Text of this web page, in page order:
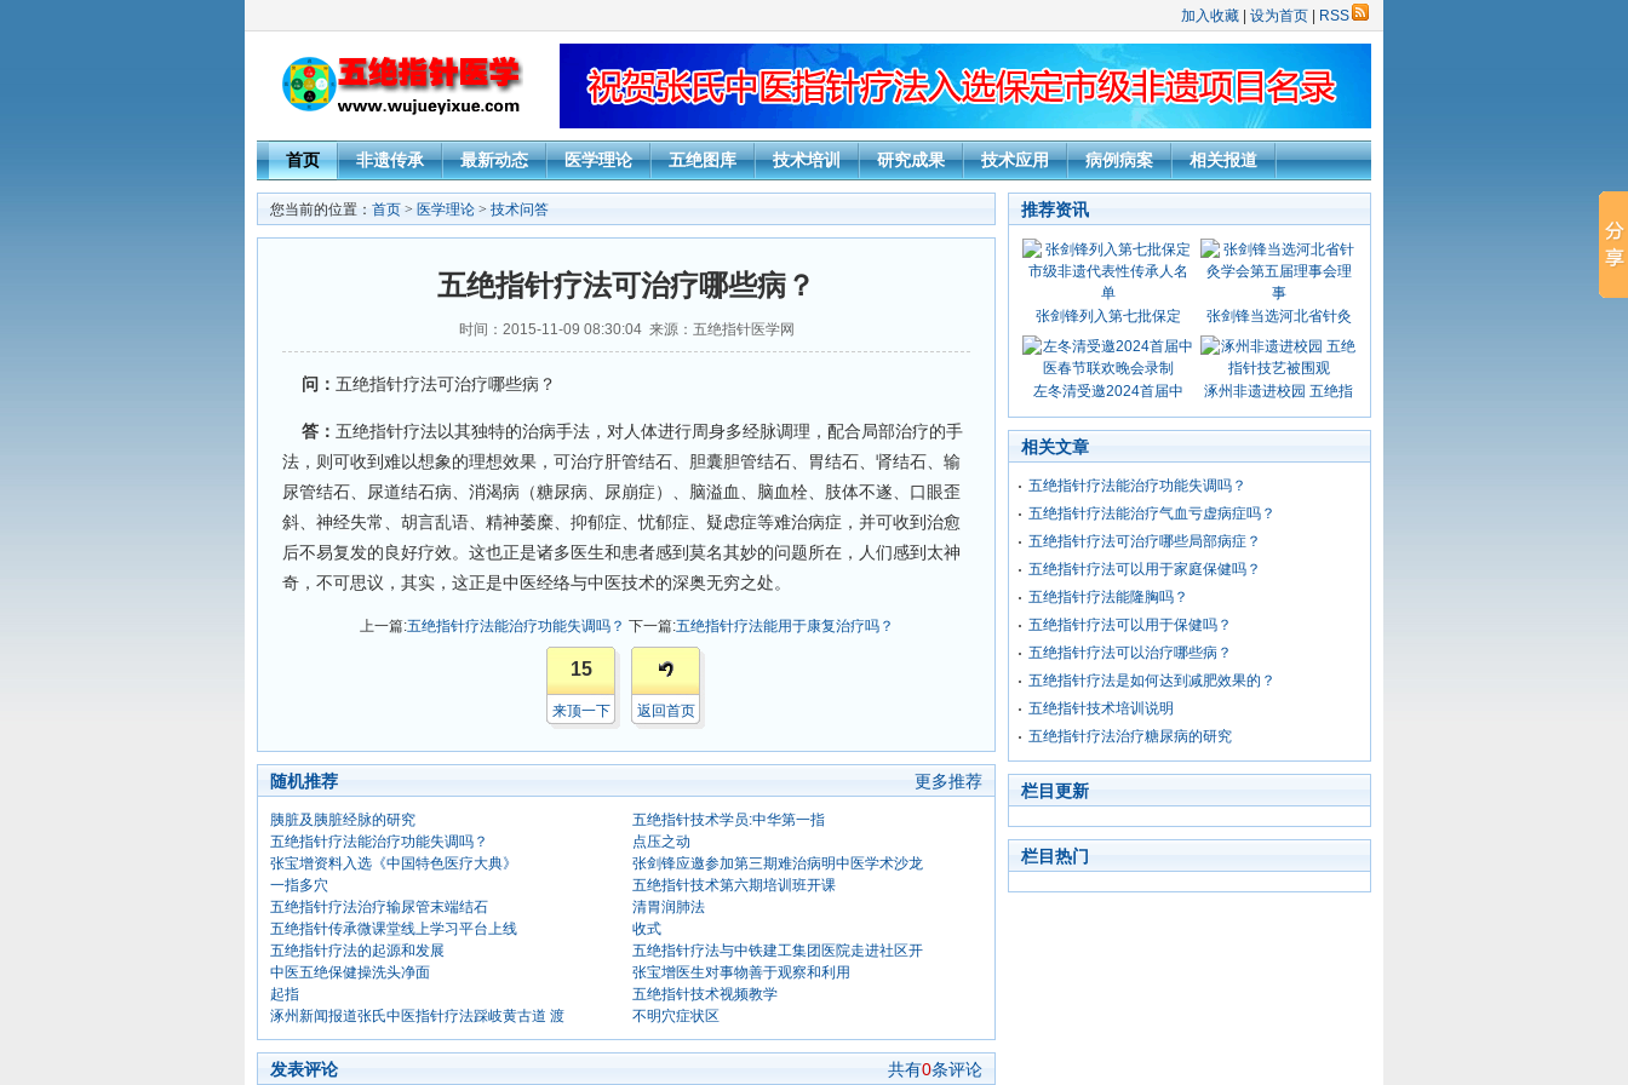
加入收藏 设为首页 RSS
首页 非遗传承 最新动态 医学理论 五绝图库 技术培训 研究成果 技术应用 病例病案 相关报道
您当前的位置： 首页 > 医学理论 > 技术问答
五绝指针疗法可治疗哪些病？
时间：2015-11-09 08:30:04 来源：五绝指针医学网
问： 五绝指针疗法可治疗哪些病？
答： 五绝指针疗法以其独特的治病手法，对人体进行周身多经脉调理，配合局部治疗的手
法，则可收到难以想象的理想效果，可治疗肝管结石、胆囊胆管结石、胃结石、肾结石、输
尿管结石、尿道结石病、消渴病（糖尿病、尿崩症）、脑溢血、脑血栓、肢体不遂、口眼歪
斜、神经失常、胡言乱语、精神萎糜、抑郁症、忧郁症、疑虑症等难治病症，并可收到治愈
后不易复发的良好疗效。这也正是诸多医生和患者感到莫名其妙的问题所在，人们感到太神
奇，不可思议，其实，这正是中医经络与中医技术的深奥无穷之处。
上一篇:五绝指针疗法能治疗功能失调吗？ 下一篇:五绝指针疗法能用于康复治疗吗？
15
来顶一下 返回首页
随机推荐 更多推荐
胰脏及胰脏经脉的研究
五绝指针疗法能治疗功能失调吗？
张宝增资料入选《中国特色医疗大典》
一指多穴
五绝指针疗法治疗输尿管末端结石
五绝指针传承微课堂线上学习平台上线
五绝指针疗法的起源和发展
中医五绝保健操洗头净面
起指
涿州新闻报道张氏中医指针疗法踩岐黄古道 渡
五绝指针技术学员:中华第一指
点压之动
张剑锋应邀参加第三期难治病明中医学术沙龙
五绝指针技术第六期培训班开课
清胃润肺法
收式
五绝指针疗法与中铁建工集团医院走进社区开
张宝增医生对事物善于观察和利用
五绝指针技术视频教学
不明穴症状区
发表评论 共有0条评论
推荐资讯
张剑锋列入第七批保定 张剑锋当选河北省针灸
左冬清受邀2024首届中 涿州非遗进校园 五绝指
相关文章
五绝指针疗法能治疗功能失调吗？
五绝指针疗法能治疗气血亏虚病症吗？
五绝指针疗法可治疗哪些局部病症？
五绝指针疗法可以用于家庭保健吗？
五绝指针疗法能隆胸吗？
五绝指针疗法可以用于保健吗？
五绝指针疗法可以治疗哪些病？
五绝指针疗法是如何达到减肥效果的？
五绝指针技术培训说明
五绝指针疗法治疗糖尿病的研究
栏目更新
栏目热门